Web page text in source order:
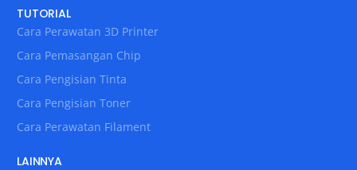
TUTORIAL
Cara Perawatan 3D Printer
Cara Pemasangan Chip
Cara Pengisian Tinta
Cara Pengisian Toner
Cara Perawatan Filament
LAINNYA